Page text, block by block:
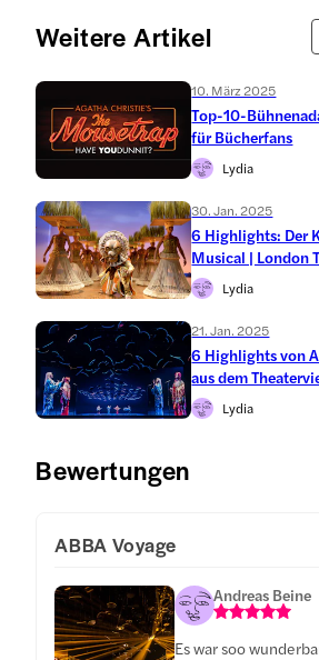
Weitere Artikel
10. März 2025
Top-10-
für Bücherfans
Lydia
30. Jan. 2025
6 Highlights: Der
Musical | London
Lydia
21. Jan. 2025
6 Highlights von
aus dem
Lydia
Bewertungen
ABBA Voyage
Andreas Beine
Es war soo